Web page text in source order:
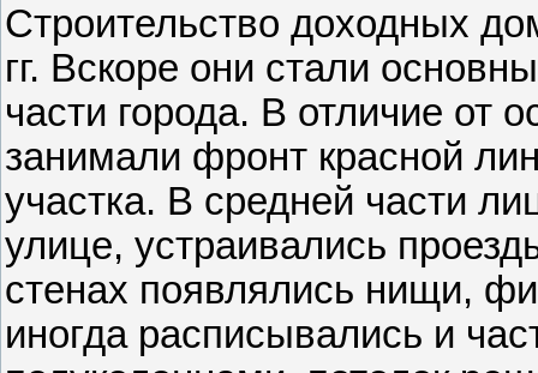
Строительство доходных
гг. Вскоре они стали
части города. В отличие от
занимали фронт красной
участка. В средней части
улице, устраивались
стенах появлялись нищи,
иногда расписывались и